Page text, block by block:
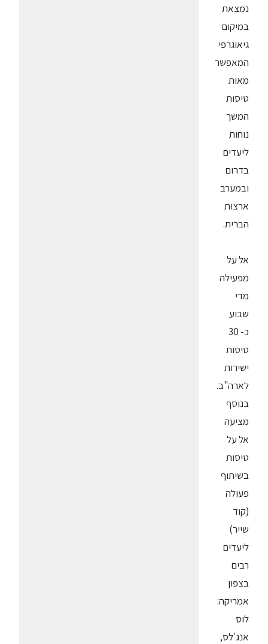
נמצאת
במיקום
גיאוגרפי
המאפשר
מאות
טיסות
המשך
נוחות
ליעדים
בדרום
ובמערב
ארצות
הברית.
אל על
מפעילה
מדי
שבוע
כ- 30
טיסות
ישירות
לארה"ב.
בנוסף
מציעה
אל על
טיסות
בשיתוף
פעולה
(קוד
שייר)
ליעדים
רבים
בצפון
אמריקה:
לוס
אנג'לס,